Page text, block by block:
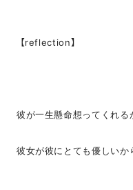
【reflection】
彼が一生懸命想ってくれる
彼女が彼にとても優しいか